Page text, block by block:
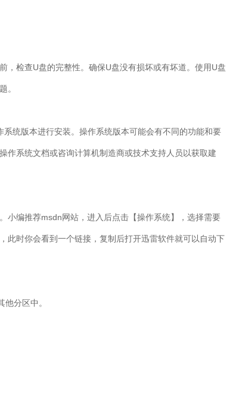
，检查U盘的完整性。确保U盘没有损坏或有坏道。使用U盘
。
系统版本进行安装。操作系统版本可能会有不同的功能和要
作系统文档或咨询计算机制造商或技术支持人员以获取建
小编推荐msdn网站，进入后点击【操作系统】，选择需要
此时你会看到一个链接，复制后打开迅雷软件就可以自动下
他分区中。